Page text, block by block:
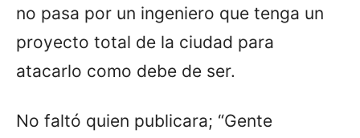
no pasa por un ingeniero que tenga un
proyecto total de la ciudad para
atacarlo como debe de ser.
No faltó quien publicara; “Gente